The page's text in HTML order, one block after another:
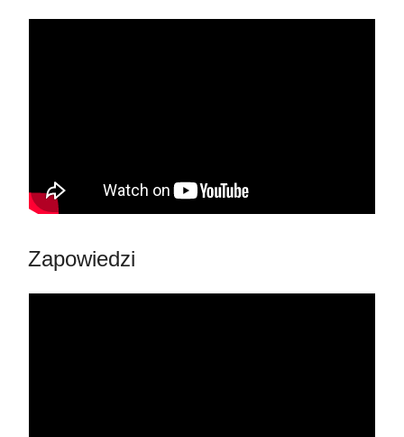
Zapowiedzi